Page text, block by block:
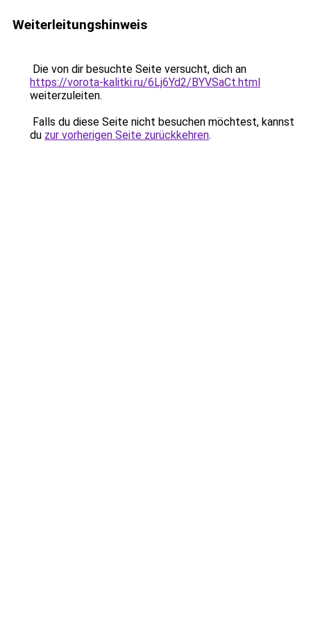
Weiterleitungshinweis
Die von dir besuchte Seite versucht, dich an
https://vorota-kalitki.ru/6Lj6Yd2/BYVSaCt.html
weiterzuleiten.
Falls du diese Seite nicht besuchen möchtest, kannst
du zur vorherigen Seite zurückkehren.